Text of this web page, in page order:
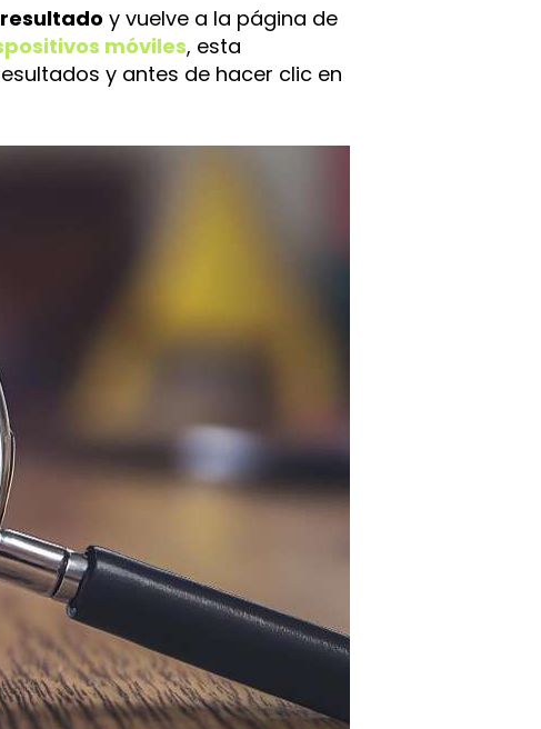
y vuelve a la página de
móviles, esta
y antes de hacer clic en